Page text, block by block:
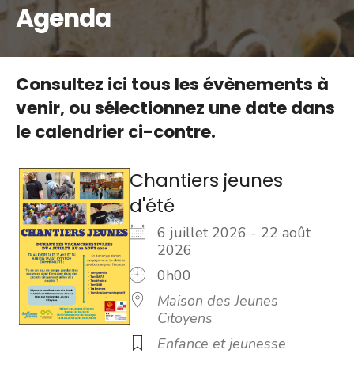
Agenda
Consultez ici tous les évènements à
venir,ou sélectionnez une date dans
le calendrier ci-contre.
Chantiers jeunes
d'été
6 juillet 2026 - 22 août
2026
0h00
Maison des Jeunes
Citoyens
Enfance et jeunesse